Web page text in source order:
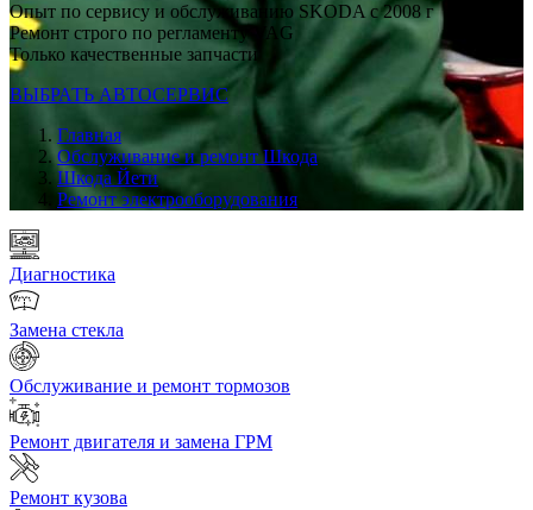
Опыт по сервису и обслуживанию SKODA с 2008 г
Ремонт строго по регламенту VAG
Только качественные запчасти
ВЫБРАТЬ АВТОСЕРВИС
Главная
Обслуживание и ремонт Шкода
Шкода Йети
Ремонт электрооборудования
Диагностика
Замена стекла
Обслуживание и ремонт тормозов
Ремонт двигателя и замена ГРМ
Ремонт кузова